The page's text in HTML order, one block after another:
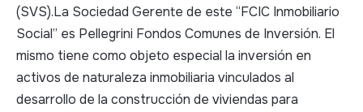
(SVS).La Sociedad Gerente de este “FCIC Inmobiliario
Social” es Pellegrini Fondos Comunes de Inversión. El
mismo tiene como objeto especial la inversión en
activos de naturaleza inmobiliaria vinculados al
desarrollo de la construcción de viviendas para